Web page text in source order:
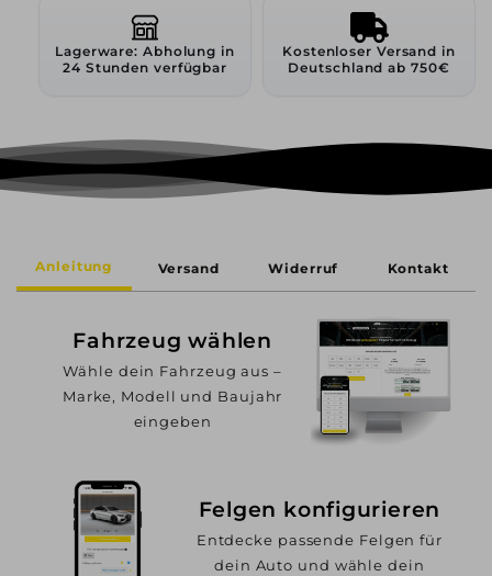
Lagerware: Abholung in
24 Stunden verfügbar
Kostenloser Versand in
Deutschland ab 750€
Anleitung Versand Widerruf Kontakt
Fahrzeug wählen
Wähle dein Fahrzeug aus –
Marke, Modell und Baujahr
eingeben
Felgen konfigurieren
Entdecke passende Felgen für
dein Auto und wähle dein